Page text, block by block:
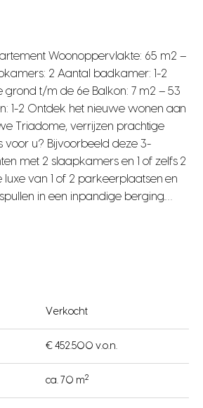
Woonoppervlakte: 65 m2 –
2 Aantal badkamer: 1-2
grond t/m de 6e Balkon: 7 m2 – 53
1-2 Ontdek het nieuwe wonen aan
Triadome, verrijzen prachtige
voor u? Bijvoorbeeld deze 3-
met 2 slaapkamers en 1 of zelfs 2
van 1 of 2 parkeerplaatsen en
in een inpandige berging.…
Verkocht
€ 452.500 v.o.n.
ca. 70 m2